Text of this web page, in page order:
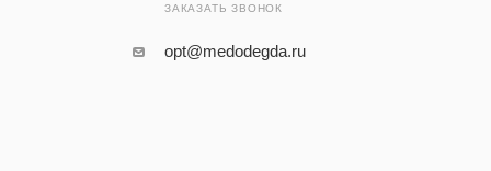
ЗАКАЗАТЬ ЗВОНОК
opt@medodegda.ru